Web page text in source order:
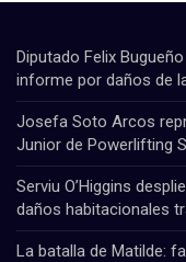
Diputado Felix
informe por daños de
Josefa Soto Arcos
Junior de Powerlifting
Serviu O’Higgins
daños habitacionales
La batalla de Matilde: